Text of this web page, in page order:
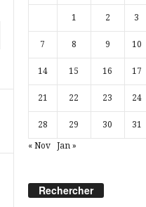
1 2 3
7 8 9 10
14 15 16 17
21 22 23 24
28 29 30 31
« Nov Jan »
Rechercher